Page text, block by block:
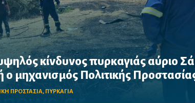
κίνδυνος πυρκαγιάς αύριο
μηχανισμός Πολιτικής
ΠΡΟΣΤΑΣΙΑ, ΠΥΡΚΑΓΙΑ
Πολιτικής Προστασίας λόγω πολύ υψηλού
8 Αυγούστου – Απαγορεύονται η χρήση φωτιάς και η
των οποίω...